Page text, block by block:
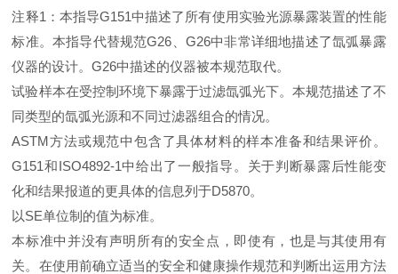
注释1：本指导G151中描述了所有使用实验光源暴露装置的性能
标准。本指导代替规范G26、G26中非常详细地描述了氙弧暴露
仪器的设计。G26中描述的仪器被本规范取代。
试验样本在受控制环境下暴露于过滤氙弧光下。本规范描述了不
同类型的氙弧光源和不同过滤器组合的情况。
ASTM方法或规范中包含了具体材料的样本准备和结果评价。
G151和ISO4892-1中给出了一般指导。关于判断暴露后性能变
化和结果报道的更具体的信息列于D5870。
以SE单位制的值为标准。
本标准中并没有声明所有的安全点，即使有，也是与其使用有
关。在使用前确立适当的安全和健康操作规范和判断出运用方法